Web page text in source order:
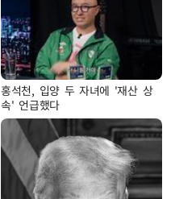
홍석천, 입양 두 자녀에 '재산 상
속' 언급했다